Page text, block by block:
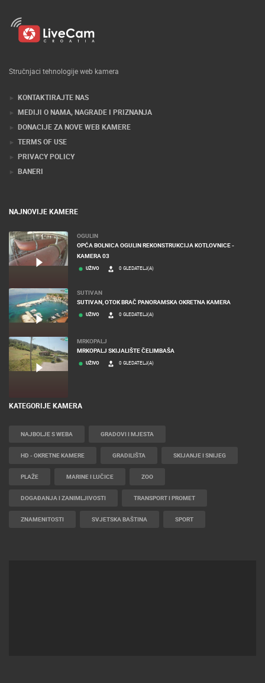
Stručnjaci tehnologije web kamera
KONTAKTIRAJTE NAS
MEDIJI O NAMA, NAGRADE I PRIZNANJA
DONACIJE ZA NOVE WEB KAMERE
TERMS OF USE
PRIVACY POLICY
BANERI
NAJNOVIJE KAMERE
OGULIN
OPĆA BOLNICA OGULIN REKONSTRUKCIJA KOTLOVNICE -
KAMERA 03
UŽIVO 0 GLEDATELJ(A)
SUTIVAN
SUTIVAN, OTOK BRAČ PANORAMSKA OKRETNA KAMERA
UŽIVO 0 GLEDATELJ(A)
MRKOPALJ
MRKOPALJ SKIJALIŠTE ČELIMBAŠA
UŽIVO 0 GLEDATELJ(A)
KATEGORIJE KAMERA
NAJBOLJE S WEBA GRADOVI I MJESTA
HD - OKRETNE KAMERE GRADILIŠTA SKIJANJE I SNIJEG
PLAŽE MARINE I LUČICE ZOO
DOGAĐANJA I ZANIMLJIVOSTI TRANSPORT I PROMET
ZNAMENITOSTI SVJETSKA BAŠTINA SPORT